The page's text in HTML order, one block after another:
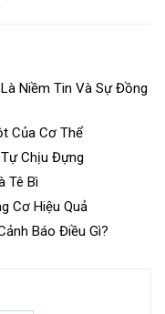
Niềm Tin Và Sự Đồng
Của Cơ Thể
Chịu Đựng
Tê Bì
Cơ Hiệu Quả
Báo Điều Gì?